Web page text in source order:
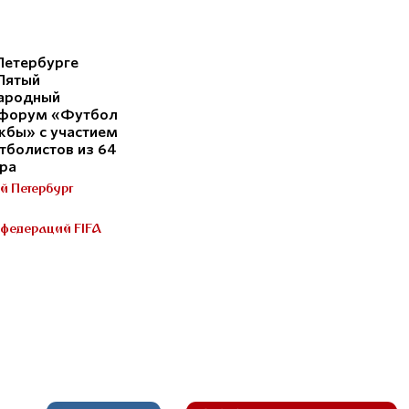
«Футбол
с участием
из 64
Петербург
FIFA